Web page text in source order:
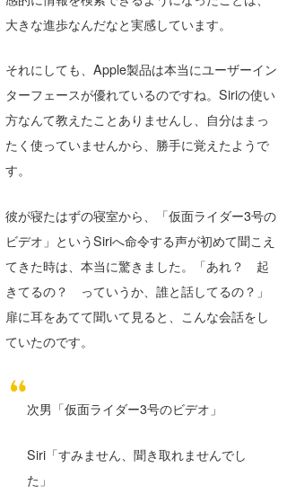
大きな進歩なんだなと実感しています。
それにしても、Apple製品は本当にユーザーイン
ターフェースが優れているのですね。Siriの使い
方なんて教えたことありませんし、自分はまっ
たく使っていませんから、勝手に覚えたようで
す。
彼が寝たはずの寝室から、「仮面ライダー3号の
ビデオ」というSiriへ命令する声が初めて聞こえ
てきた時は、本当に驚きました。「あれ？ 起
きてるの？ っていうか、誰と話してるの？」
扉に耳をあてて聞いて見ると、こんな会話をし
ていたのです。
次男「仮面ライダー3号のビデオ」
Siri「すみません、聞き取れませんでし
た」
wanda
banpaku
Romisea